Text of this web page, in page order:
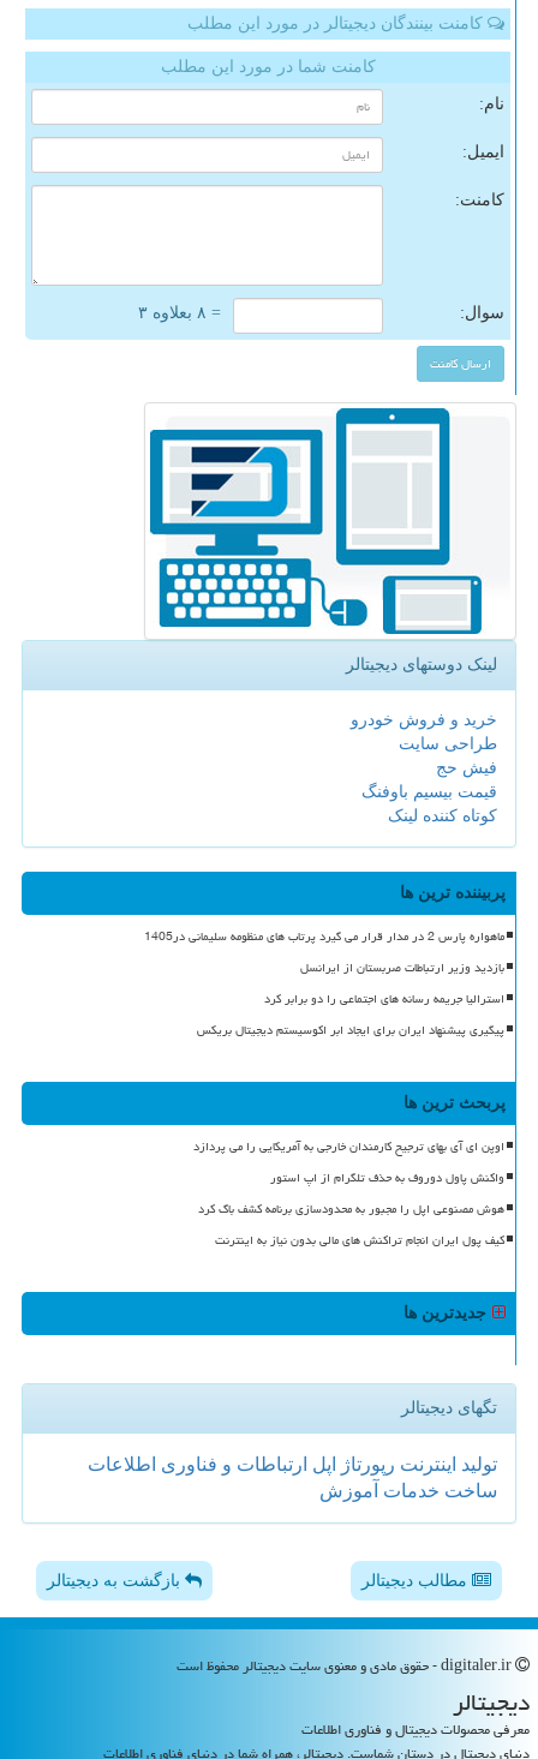
کامنت بینندگان دیجیتالر در مورد این مطلب
کامنت شما در مورد این مطلب
نام:
ایمیل:
کامنت:
سوال: = ۸ بعلاوه ۳
لینک دوستهای دیجیتالر
خرید و فروش خودرو
طراحی سایت
فیش حج
قیمت بیسیم باوفنگ
کوتاه کننده لینک
پربیننده ترین ها
ماهواره پارس 2 در مدار قرار می گیرد پرتاب های منظومه سلیمانی در1405
بازدید وزیر ارتباطات صربستان از ایرانسل
استرالیا جریمه رسانه های اجتماعی را دو برابر کرد
پیگیری پیشنهاد ایران برای ایجاد ابر اکوسیستم دیجیتال بریکس
پربحث ترین ها
اوپن ای آی بهای ترجیح کارمندان خارجی به آمریکایی را می پردازد
واکنش پاول دوروف به حذف تلگرام از اپ استور
هوش مصنوعی اپل را مجبور به محدودسازی برنامه کشف باگ کرد
کیف پول ایران انجام تراکنش های مالی بدون نیاز به اینترنت
جدیدترین ها
تگهای دیجیتالر
تولید اینترنت رپورتاژ اپل ارتباطات و فناوری اطلاعات
ساخت خدمات آموزش
مطالب دیجیتالر بازگشت به دیجیتالر
دیجیتالر
معرفی محصولات دیجیتال و فناوری اطلاعات
دنیای دیجیتال در دستان شماست. دیجیتالر، همراه شما در دنیای فناوری اطلاعات